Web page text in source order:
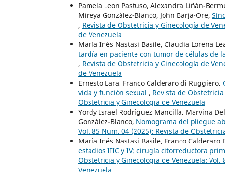
Pamela Leon Pastuso, Alexandra Liñán-
Mireya González-Blanco, John Barja-Ore,
, Revista de Obstetricia y Ginecología de
de Venezuela
María Inés Nastasi Basile, Claudia Lorena
tardía en paciente con tumor de células de
, Revista de Obstetricia y Ginecología de
de Venezuela
Ernesto Lara, Franco Calderaro di Ruggiero,
vida y función sexual , Revista de
Obstetricia y Ginecología de Venezuela
Yordy Israel Rodríguez Mancilla, Marvina
González-Blanco, Nomograma del pliegue
Vol. 85 Núm. 04 (2025): Revista de
María Inés Nastasi Basile, Franco Calderaro
estadios IIIC y IV: cirugía citorreductora
Obstetricia y Ginecología de Venezuela:
Venezuela